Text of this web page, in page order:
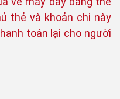
thẻ và khoản chi này
toán lại cho người